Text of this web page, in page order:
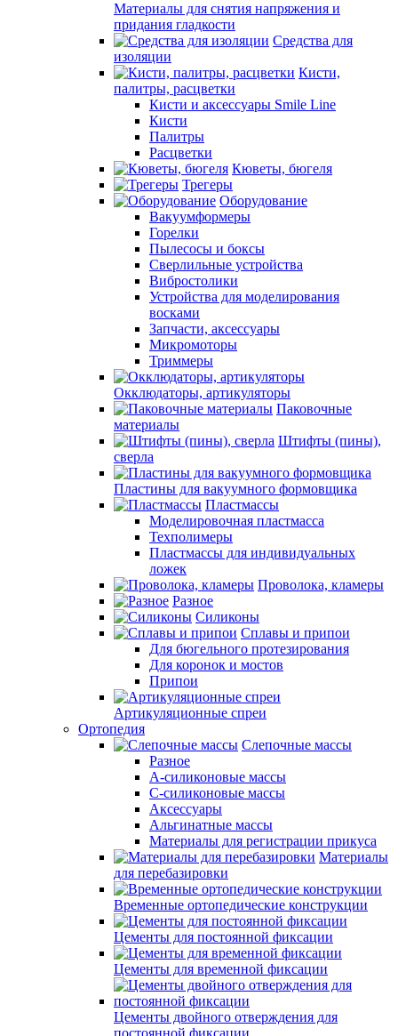
Материалы для снятия напряжения и
придания гладкости
Средства для
изоляции
Кисти,
палитры, расцветки
Кисти и аксессуары Smile Line
Кисти
Палитры
Расцветки
Кюветы, бюгеля
Трегеры
Оборудование
Вакуумформеры
Горелки
Пылесосы и боксы
Сверлильные устройства
Вибростолики
Устройства для моделирования
восками
Запчасти, аксессуары
Микромоторы
Триммеры
Окклюдаторы, артикуляторы
Паковочные
материалы
Штифты (пины),
сверла
Пластины для вакуумного формовщика
Пластмассы
Моделировочная пластмасса
Техполимеры
Пластмассы для индивидуальных
ложек
Проволока, кламеры
Разное
Силиконы
Сплавы и припои
Для бюгельного протезирования
Для коронок и мостов
Припои
Артикуляционные спреи
Ортопедия
Слепочные массы
Разное
А-силиконовые массы
С-силиконовые массы
Аксессуары
Альгинатные массы
Материалы для регистрации прикуса
Материалы
для перебазировки
Временные ортопедические конструкции
Цементы для постоянной фиксации
Цементы для временной фиксации
Цементы двойного отверждения для
постоянной фиксации